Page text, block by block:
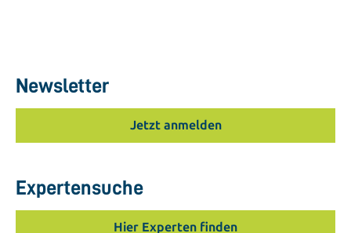
Newsletter
Jetzt anmelden
Expertensuche
Hier Experten finden